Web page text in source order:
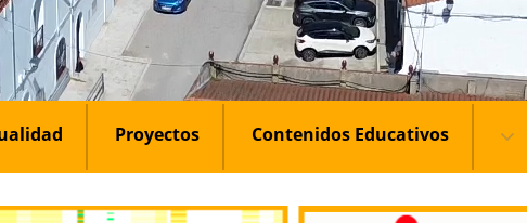
Proyectos Contenidos Educativos